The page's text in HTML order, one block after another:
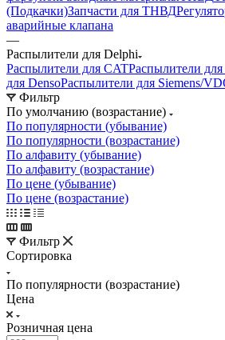
(Подкачки)Запчасти для ТНВД
аварийные клапана
—
Распылители для Delphi
Распылители для CATРаспылители для
для DensoРаспылители для Siemens/
Фильтр
По умолчанию (возрастание)
По популярности (убывание)
По популярности (возрастание)
По алфавиту (убывание)
По алфавиту (возрастание)
По цене (убывание)
По цене (возрастание)
Фильтр
Сортировка
По популярности (возрастание)
Цена
Розничная цена